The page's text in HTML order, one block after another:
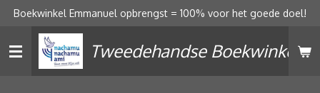
Ga
naar
hoofdinhoud
Tweedehandse Boekwinkel
Boekwinkel Emmanuel opbrengst = 100% voor het goede doel!